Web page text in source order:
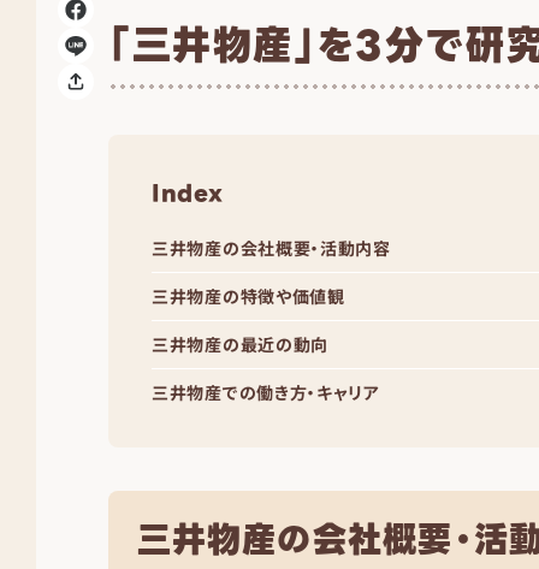
「三井物産」を3分で研
Index
三井物産の会社概要・活動内容
三井物産の特徴や価値観
三井物産の最近の動向
三井物産での働き方・キャリア
三井物産の会社概要・活